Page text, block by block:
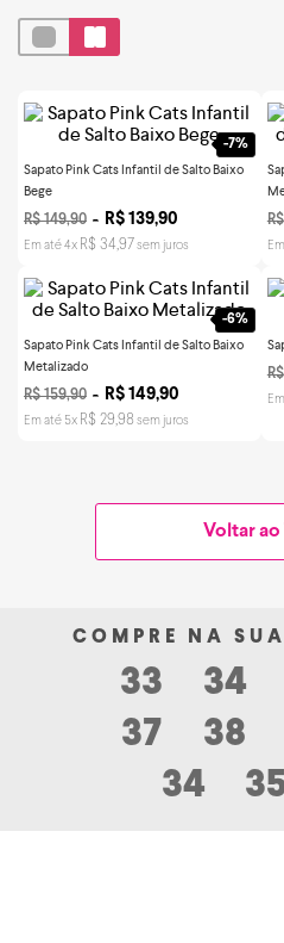
-7%
Sapato Pink Cats Infantil de Salto Baixo
Bege
R$ 149,90 R$ 139,90
Em até 4x R$ 34,97 sem juros
R$
-6%
Sapato Pink Cats Infantil de Salto Baixo
Metalizado
R$ 159,90 R$ 149,90
Em até 5x R$ 29,98 sem juros
R$
Voltar ao
33 34
37
38
34